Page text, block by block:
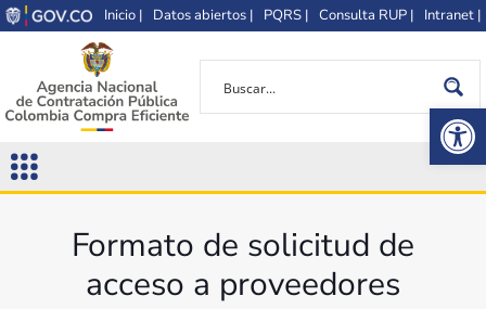
Inicio | Datos abiertos | PQRS | Consulta RUP | Intranet |
Formato de solicitud de
acceso a proveedores